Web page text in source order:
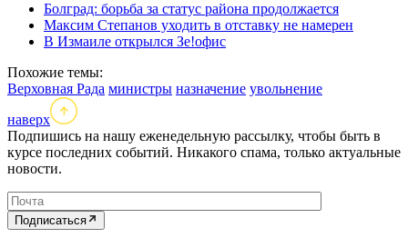
Болград: борьба за статус района продолжается
Максим Степанов уходить в отставку не намерен
В Измаиле открылся Зе!офис
Похожие темы:
Верховная Рада министры назначение увольнение
наверх
Подпишись на нашу еженедельную рассылку, чтобы быть в
курсе последних событий. Никакого спама, только актуальные
новости.
Подписаться